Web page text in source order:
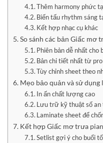
Thêm harmony phức
Biến tấu rhythm sáng
Kết hợp nhạc cụ khác
So sánh các bản Giấc mơ
Phiên bản dễ nhất cho
Bản chi tiết nhất từ
Tùy chỉnh sheet theo
Mẹo bảo quản và sử
In ấn chất lượng cao
Lưu trữ kỹ thuật số an
Laminate sheet để
Kết hợp Giấc mơ trưa
Setlist gợi ý cho buổi